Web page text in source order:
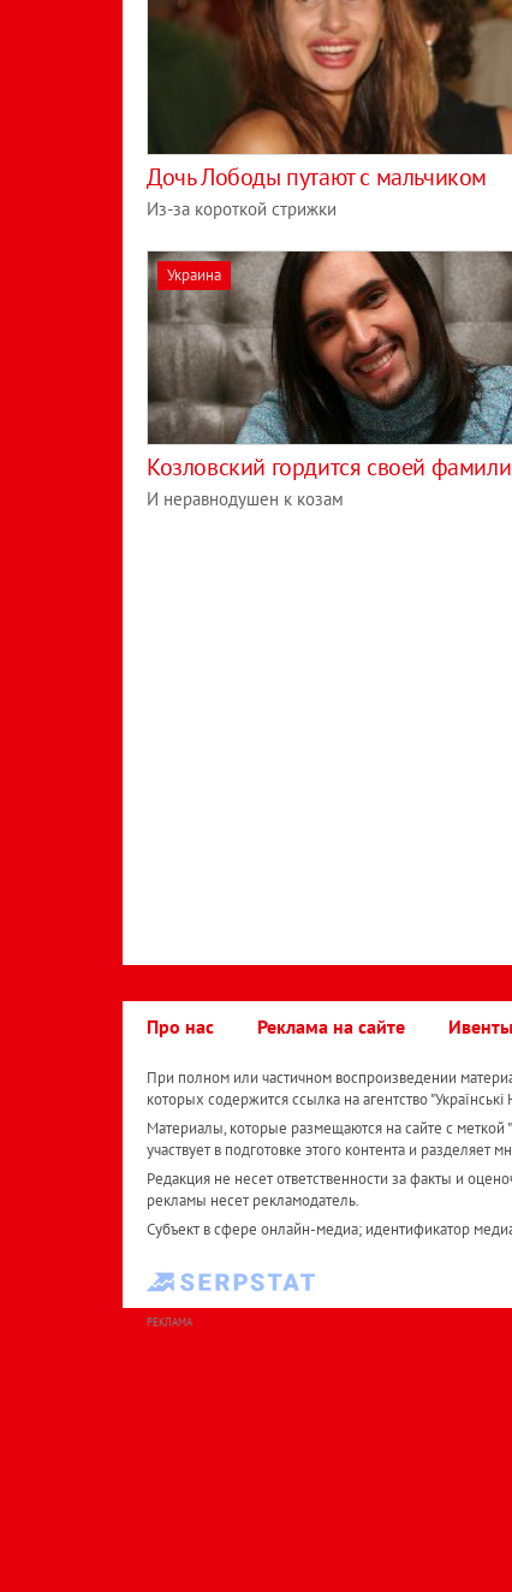
Дочь Лободы путают с мальчиком
Из-за короткой стрижки
Украина
Козловский гордится своей
И неравнодушен к козам
Про нас Реклама на сайте Ивенты
При полном или частичном воспроизведении
которых содержится ссылка на агентство
Материалы, которые размещаются на сайте с
участвует в подготовке этого контента и разделяет
Редакция не несет ответственности за факты и
рекламы несет рекламодатель.
Субъект в сфере онлайн-медиа; идентификатор
РЕКЛАМА